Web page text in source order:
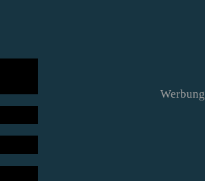
Werbung